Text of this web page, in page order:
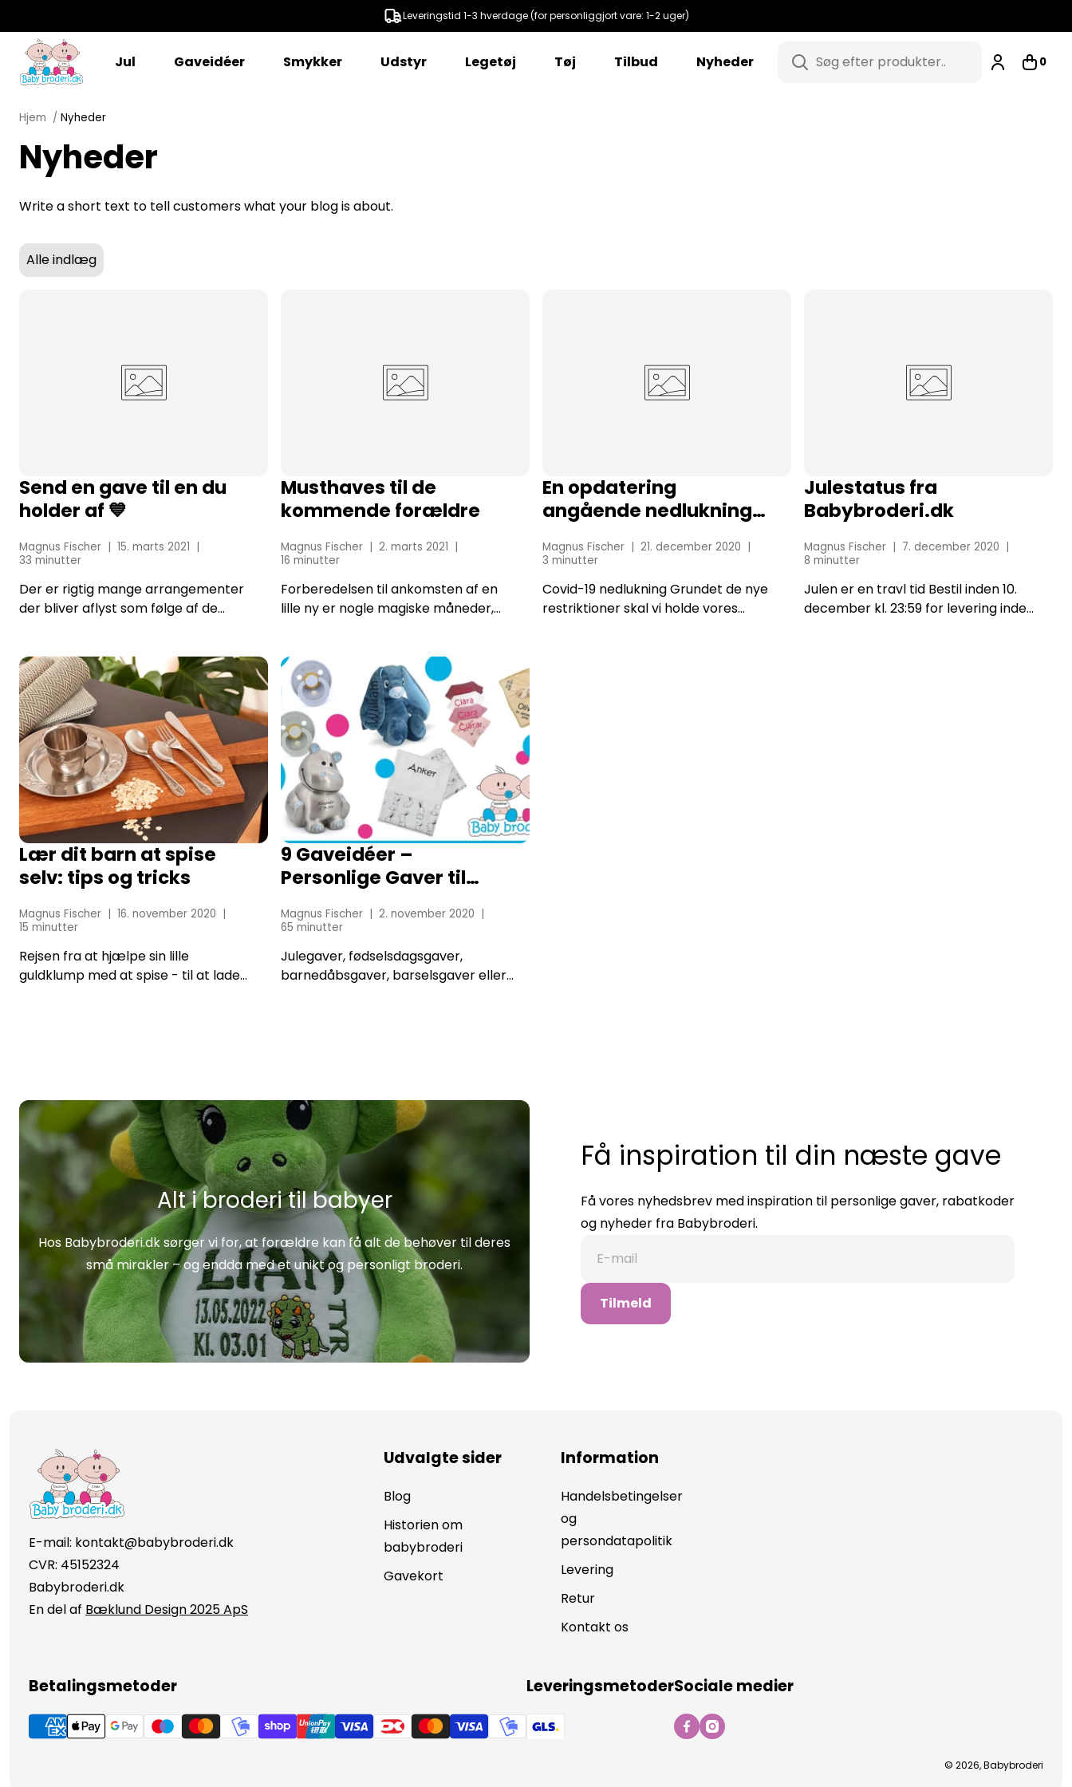
Leveringstid 1-3 hverdage (for personliggjort vare: 1-2 uger)
Jul Gaveidéer Smykker Udstyr Legetøj Tøj Tilbud Nyheder 0
Hjem Nyheder
Nyheder
Write a short text to tell customers what your blog is about.
Alle indlæg
Send en gave til en du
holder af 💙
Magnus Fischer
15. marts 2021
33 minutter
Der er rigtig mange arrangementer
der bliver aflyst som følge af de
haft den betydning, at det har været
rigtig svært at give...
Musthaves til de
kommende forældre
Magnus Fischer
2. marts 2021
16 minutter
Forberedelsen til ankomsten af en
lille ny er nogle magiske måneder,
verdenen af babyudstyr, og hvordan
sikrer man at få købt ...
En opdatering
angående nedlukning
Magnus Fischer
21. december 2020
3 minutter
Covid-19 nedlukning Grundet de nye
restriktioner skal vi holde vores
Julestatus fra
Babybroderi.dk
Magnus Fischer
7. december 2020
8 minutter
Julen er en travl tid Bestil inden 10.
december kl. 23:59 for levering inden
Lær dit barn at spise
selv: tips og tricks
Magnus Fischer
16. november 2020
15 minutter
Rejsen fra at hjælpe sin lille
guldklump med at spise - til at lade
9 Gaveidéer –
Personlige Gaver til
Magnus Fischer
2. november 2020
65 minutter
Julegaver, fødselsdagsgaver,
barnedåbsgaver, barselsgaver eller
Alt i broderi til babyer
Hos Babybroderi.dk sørger vi for, at forældre kan få alt de behøver til deres
små mirakler – og endda med et unikt og personligt broderi.
Få inspiration til din næste gave
Få vores nyhedsbrev med inspiration til personlige gaver, rabatkoder
og nyheder fra Babybroderi.
E-mail
Tilmeld
E-mail: kontakt@babybroderi.dk
CVR: 45152324
Babybroderi.dk
En del af Bæklund Design 2025 ApS
Udvalgte sider
Blog
Historien om
babybroderi
Gavekort
Information
Handelsbetingelser
og
persondatapolitik
Levering
Retur
Kontakt os
Betalingsmetoder LeveringsmetoderSociale medier
© 2026, Babybroderi